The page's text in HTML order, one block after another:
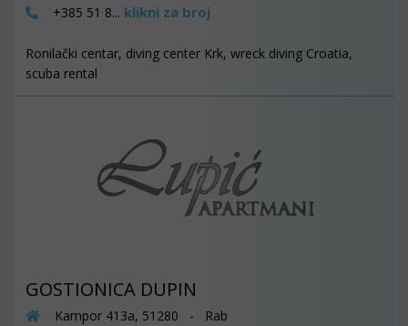
+385 51 8... klikni za broj
Ronilački centar, diving center Krk, wreck diving Croatia,
scuba rental
GOSTIONICA DUPIN
Kampor 413a, 51280 - Rab